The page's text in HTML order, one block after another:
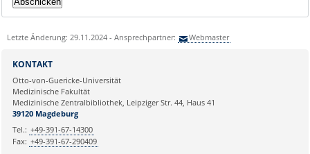
Letzte Änderung: 29.11.2024 - Ansprechpartner: Webmaster
KONTAKT
Otto-von-Guericke-Universität
Medizinische Fakultät
Medizinische Zentralbibliothek, Leipziger Str. 44, Haus 41
39120 Magdeburg
Tel.: +49-391-67-14300
Fax: +49-391-67-290409